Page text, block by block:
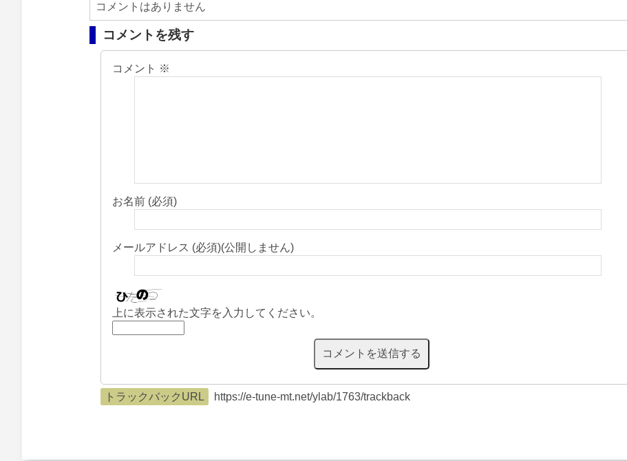
コメントはありません
コメントを残す
コメント ※
お名前 (必須)
メールアドレス (必須)(公開しません)
上に表示された文字を入力してください。
トラックバックURL https://e-tune-mt.net/ylab/1763/trackback